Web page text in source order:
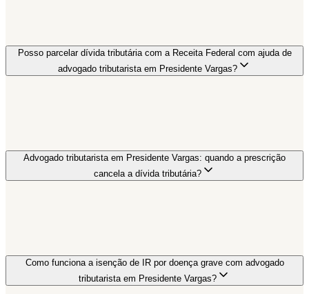
Posso parcelar dívida tributária com a Receita Federal com ajuda de
advogado tributarista em Presidente Vargas?
Advogado tributarista em Presidente Vargas: quando a prescrição
cancela a dívida tributária?
Como funciona a isenção de IR por doença grave com advogado
tributarista em Presidente Vargas?